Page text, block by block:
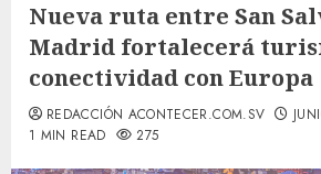
Nueva ruta entre San
Madrid fortalecerá
conectividad con Europa
REDACCIÓN ACONTECER.COM.SV
1 MIN READ
275